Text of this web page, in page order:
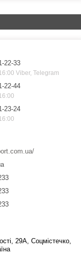
22-33
Viber, Telegram
22-44
23-24
29А, Соцмістечко,